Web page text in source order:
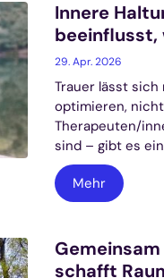
Innere
beeinflusst,
29. Apr. 2026
Trauer lässt
optimieren,
Therapeuten/
sind – gibt es
Mehr
schafft